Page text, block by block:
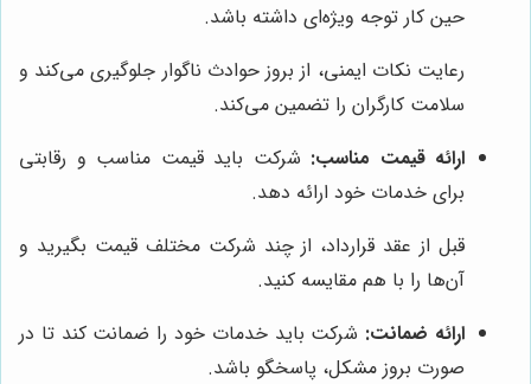
حین کار توجه ویژه‌ای داشته باشد.
رعایت نکات ایمنی، از بروز حوادث ناگوار جلوگیری می‌کند و
سلامت کارگران را تضمین می‌کند.
ارائه قیمت مناسب: شرکت باید قیمت مناسب و رقابتی
برای خدمات خود ارائه دهد.
قبل از عقد قرارداد، از چند شرکت مختلف قیمت بگیرید و
آن‌ها را با هم مقایسه کنید.
ارائه ضمانت: شرکت باید خدمات خود را ضمانت کند تا در
صورت بروز مشکل، پاسخگو باشد.